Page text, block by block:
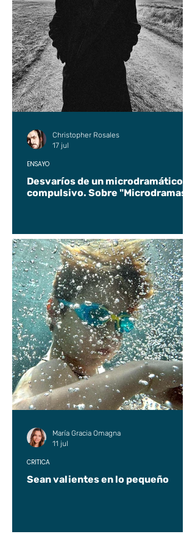
Desvaríos de un microdramático
compulsivo. Sobre "Microdramas".
ENSAYO
Christopher Rosales
17 jul
Sean valientes en lo pequeño
CRÍTICA
María Gracia Omagna
11 jul